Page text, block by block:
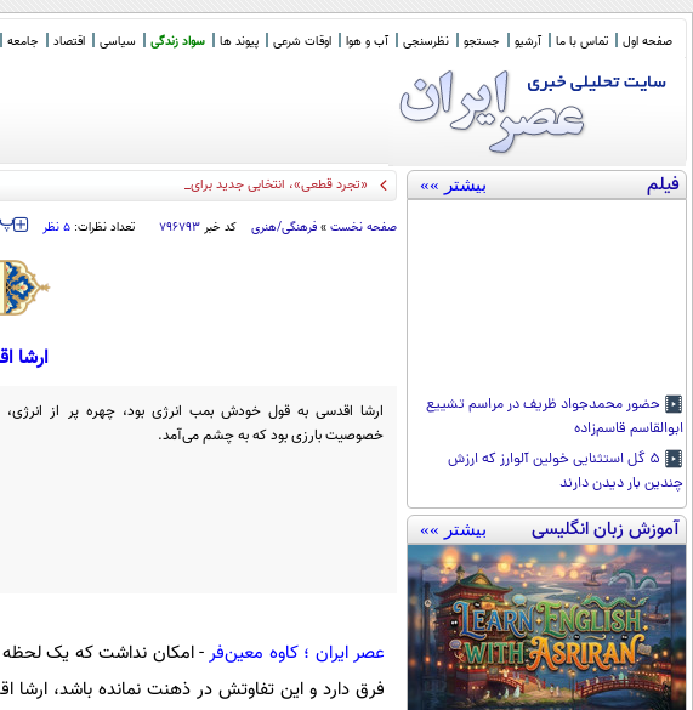
صفحه اول تماس با ما آرشیو جستجو نظرسنجی آب و هوا اوقات شرعی پیوند ها سواد زندگی سیاسی اقتصاد جامعه
فیلم بیشتر »»
حضور محمدجواد ظریف در مراسم تشییع
ابوالقاسم قاسم‌زاده
۵ گل استثنایی خولین آلوارز که ارزش
چندین بار دیدن دارند
آموزش زبان انگلیسی بیشتر »»
«تجرد قطعی»، انتخابی جدید برای سبک زندگی
صفحه نخست » فرهنگی/هنری کد خبر ۷۹۶۷۹۳ تعداد نظرات: ۵ نظر ‍‍‍ پ
ارشا
ارشا اقدسی به قول خودش بمب انرژی بود، چهره پر از
خصوصیت بارزی بود که به چشم می‌آمد.
عصر ایران ؛ کاوه معین‌فر- امکان نداشت که یک لحظه
فرق دارد و این تفاوتش در ذهنت نمانده باشد،